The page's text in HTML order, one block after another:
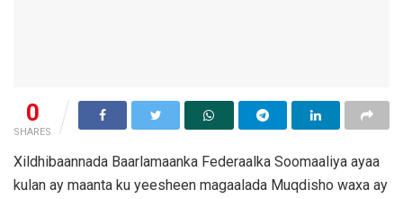
0
SHARES
Xildhibaannada Baarlamaanka Federaalka Soomaaliya ayaa
kulan ay maanta ku yeesheen magaalada Muqdisho waxa ay